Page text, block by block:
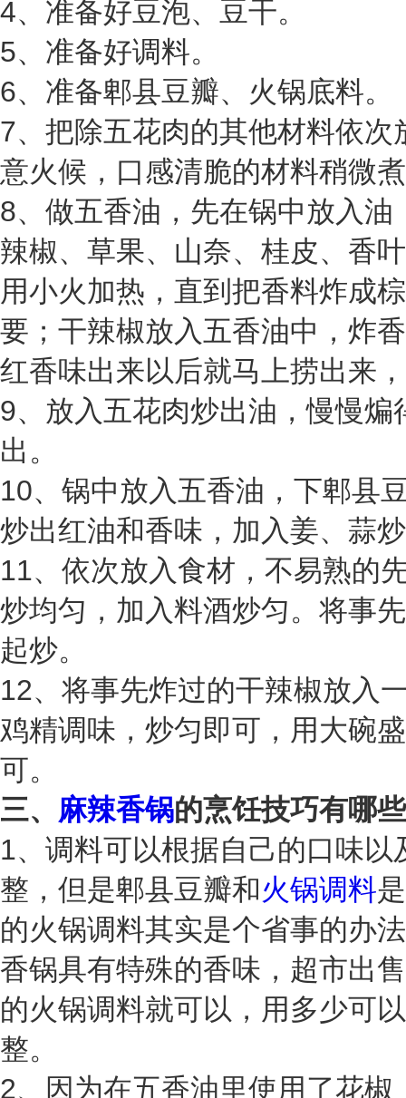
4、 准备好豆泡、豆干。
5、 准备好调料。
6、 准备郫县豆瓣、火锅底料。
7、 把除五花肉的其他材料依次
意火候，口感清脆的材料稍微
8、 做五香油，先在锅中放入油
辣椒、草果、山奈、桂皮、香
用小火加热，直到把香料炸成
要；干辣椒放入五香油中，炸
红香味出来以后就马上捞出来
9、 放入五花肉炒出油，慢慢煸
出。
10、 锅中放入五香油，下郫县
炒出红油和香味，加入姜、蒜
11、 依次放入食材 ，不易熟的
炒均匀，加入料酒炒匀。将事
起炒。
12、 将事先炸过的干辣椒放入
鸡精调味，炒匀即可，用大碗
可。
三、 麻辣香锅的烹饪技巧有哪些
1、调料可以根据自己的口味
整，但是郫县豆瓣和火锅调料
的火锅调料其实是个省事的办
香锅具有特殊的香味，超市出
的火锅调料就可以，用多少可
整。
2、因为在五香油里使用了花椒